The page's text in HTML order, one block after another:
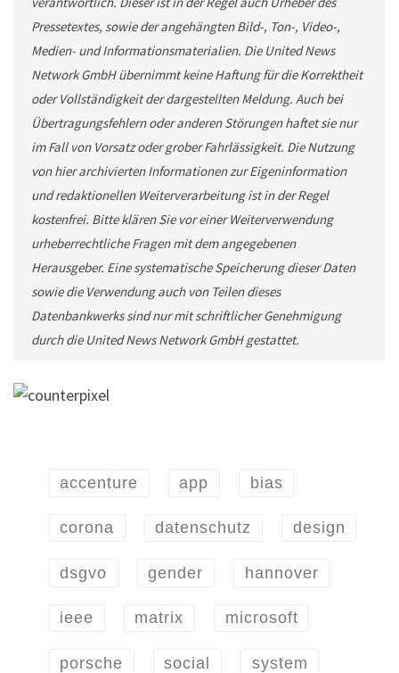
Pressetextes, sowie der angehängten Bild-, Ton-, Video-,
Medien- und Informationsmaterialien. Die United News
Network GmbH übernimmt keine Haftung für die Korrektheit
oder Vollständigkeit der dargestellten Meldung. Auch bei
Übertragungsfehlern oder anderen Störungen haftet sie nur
im Fall von Vorsatz oder grober Fahrlässigkeit. Die Nutzung
von hier archivierten Informationen zur Eigeninformation
und redaktionellen Weiterverarbeitung ist in der Regel
kostenfrei. Bitte klären Sie vor einer Weiterverwendung
urheberrechtliche Fragen mit dem angegebenen
Herausgeber. Eine systematische Speicherung dieser Daten
sowie die Verwendung auch von Teilen dieses
Datenbankwerks sind nur mit schriftlicher Genehmigung
durch die United News Network GmbH gestattet.
accenture app bias
corona datenschutz design
dsgvo gender hannover
ieee matrix microsoft
porsche social system